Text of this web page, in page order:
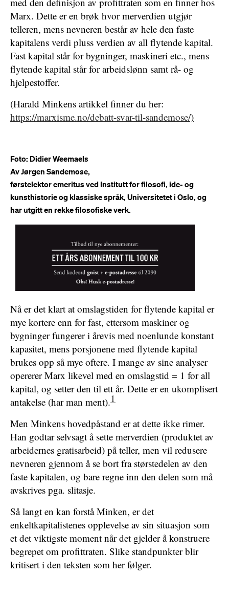
Marx. Dette er en brøk hvor merverdien utgjør
telleren, mens nevneren består av hele den faste
kapitalens verdi pluss verdien av all flytende kapital.
Fast kapital står for bygninger, maskineri etc., mens
flytende kapital står for arbeidslønn samt rå- og
hjelpestoffer.
(Harald Minkens artikkel finner du her:
https://marxisme.no/debatt-svar-til-sandemose/)
Foto: Didier Weemaels
Av Jørgen Sandemose,
førstelektor emeritus ved Institutt for filosofi, ide- og
kunsthistorie og klassiske språk, Universitetet i Oslo, og
har utgitt en rekke filosofiske verk.
Nå er det klart at omslagstiden for flytende kapital er
mye kortere enn for fast, ettersom maskiner og
bygninger fungerer i årevis med noenlunde konstant
kapasitet, mens porsjonene med flytende kapital
brukes opp så mye oftere. I mange av sine analyser
opererer Marx likevel med en omslagstid = 1 for all
kapital, og setter den til ett år. Dette er en ukomplisert
antakelse (har man ment).1
Men Minkens hovedpåstand er at dette ikke rimer.
Han godtar selvsagt å sette merverdien (produktet av
arbeidernes gratisarbeid) på teller, men vil redusere
nevneren gjennom å se bort fra størstedelen av den
faste kapitalen, og bare regne inn den delen som må
avskrives pga. slitasje.
Så langt en kan forstå Minken, er det
enkeltkapitalistenes opplevelse av sin situasjon som
et det viktigste moment når det gjelder å konstruere
begrepet om profittraten. Slike standpunkter blir
kritisert i den teksten som her følger.